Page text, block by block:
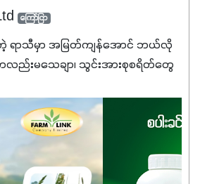
ကြော်ငြာ
းတဲ့ ရာသီမှာ အမြတ်ကျန်အောင် ဘယ်လို
ကလည်းမသေချာ၊ သွင်းအားစုစရိတ်တွေ
န်မှာ သွင်းအားစုဖိုးကို လျှော့ချပြီး
င်မှ ဦးကြီးတို့ အဆင်ပြေမှာနော် ✔️ဒါ
ကိုယ့်အတွက်အကျိုးရစေမယ့်
င်းအားစုပစ္စည်းတွေကိုပဲ ရွေးချယ်